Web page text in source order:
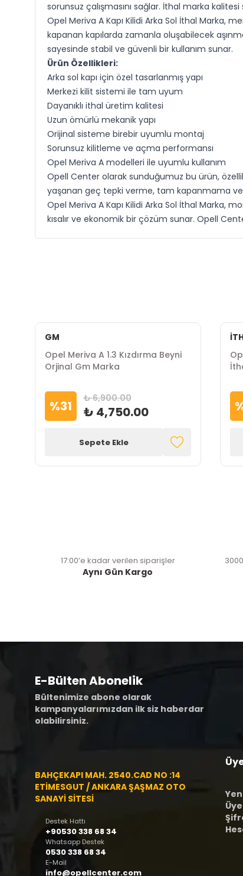
sorunsuz çalışmasını sağlar. İthal marka
Opel Meriva A Kapı Kilidi Arka Sol İthal Marka,
kapanan kapılarda zamanla oluşabilecek
sayesinde stabil ve güvenli bir kullanım sunar.
Ürün Özellikleri:
Arka sol kapı için özel tasarlanmış yapı
Merkezi kilit sistemi ile tam uyum
Dayanıklı ithal üretim kalitesi
Uzun ömürlü mekanik yapı
Orijinal sisteme birebir uyumlu montaj
Sorunsuz kilitleme ve açma performansı
Opel Meriva A modelleri ile uyumlu kullanım
Opell Center olarak sunduğumuz bu ürün,
yaşanan geç tepki verme, tam kapanmama
Opel Meriva A Kapı Kilidi Arka Sol İthal Marka,
kısalır ve ekonomik bir çözüm sunar. Opell
GM
Opel Meriva A 1.3 Kızdırma Beyni
Orjinal Gm Marka
%31 ₺ 6,900.00
₺ 4,750.00
Sepete Ekle
17:00’e kadar verilen siparişler
Aynı Gün Kargo
E-Bülten Abonelik
Bültenimize abone olarak
kampanyalarımızdan ilk siz haberdar
olabilirsiniz.
BAHÇEKAPI MAH. 2540.CAD NO :14
ETİMESGUT / ANKARA ŞAŞMAZ OTO
SANAYİ SİTESİ
Destek Hattı
+90530 338 68 34
Whatsapp Destek
0530 338 68 34
E-Mail
info@opellcenter.com